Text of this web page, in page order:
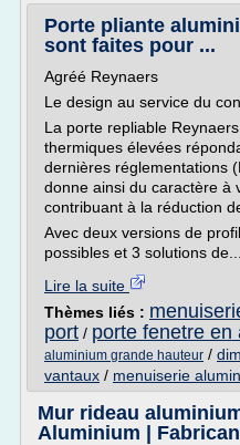
Porte pliante
sont faites pour ...
Agréé Reynaers
Le design au service du
La porte repliable
thermiques élevées
dernières réglementations
donne ainsi du caractère à
contribuant à la réduction
Avec deux versions de
possibles et 3 solutions de...
Lire la suite
Thèmes liés :
port / porte fenetre en
aluminium grande hauteur /
vantaux / menuiserie
Mur rideau
Aluminium |